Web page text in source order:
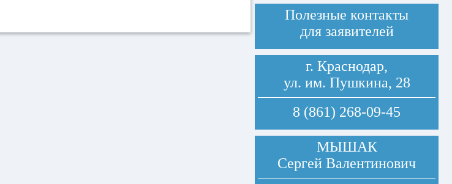
Полезные контакты
для заявителей
г. Краснодар,
ул. им. Пушкина, 28
8 (861) 268-09-45
МЫШАК
Сергей Валентинович